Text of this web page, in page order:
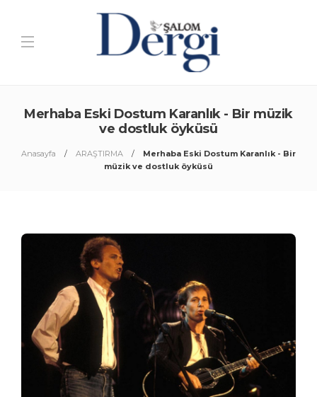
Merhaba Eski Dostum Karanlık - Bir müzik
ve dostluk öyküsü
Anasayfa ARAŞTIRMA
Merhaba Eski Dostum Karanlık - Bir
müzik ve dostluk öyküsü